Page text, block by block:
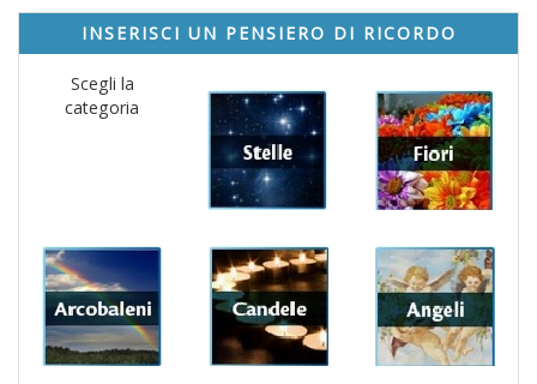
INSERISCI UN PENSIERO DI RICORDO
Scegli la
categoria